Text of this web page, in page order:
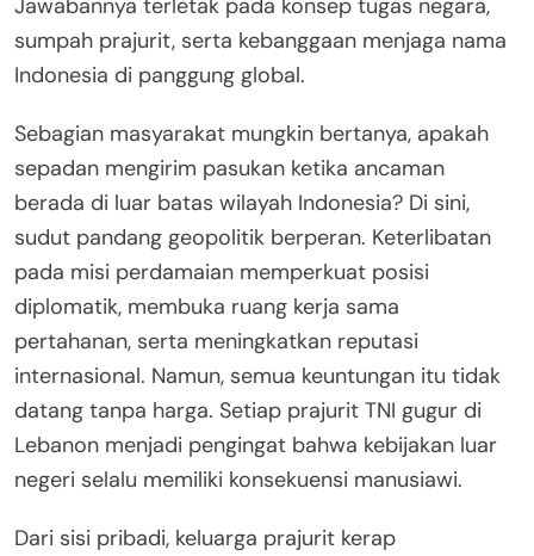
Jawabannya terletak pada konsep tugas negara,
sumpah prajurit, serta kebanggaan menjaga nama
Indonesia di panggung global.
Sebagian masyarakat mungkin bertanya, apakah
sepadan mengirim pasukan ketika ancaman
berada di luar batas wilayah Indonesia? Di sini,
sudut pandang geopolitik berperan. Keterlibatan
pada misi perdamaian memperkuat posisi
diplomatik, membuka ruang kerja sama
pertahanan, serta meningkatkan reputasi
internasional. Namun, semua keuntungan itu tidak
datang tanpa harga. Setiap prajurit TNI gugur di
Lebanon menjadi pengingat bahwa kebijakan luar
negeri selalu memiliki konsekuensi manusiawi.
Dari sisi pribadi, keluarga prajurit kerap